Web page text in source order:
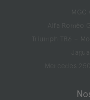
MGC
Alfa Roméo
Triumph TR6 –
Mercedes